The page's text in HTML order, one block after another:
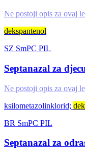
Ne postoji opis za ovaj
dekspantenol
SZ SmPC PIL
Septanazal za
Ne postoji opis za ovaj
ksilometazolinklorid;
BR SmPC PIL
Septanazal za